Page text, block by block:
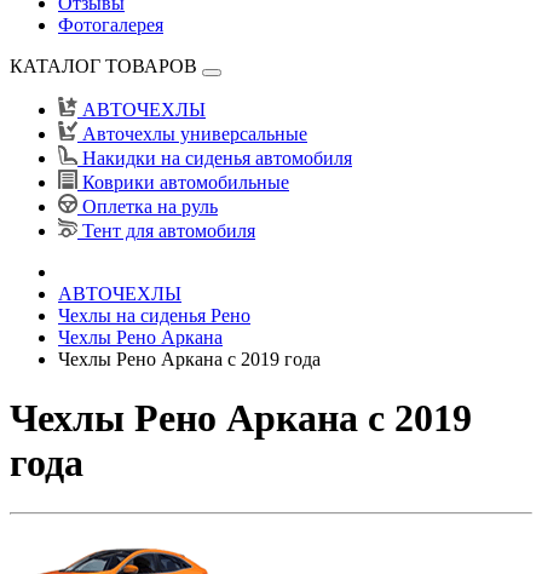
Фотогалерея
КАТАЛОГ ТОВАРОВ
АВТОЧЕХЛЫ
Авточехлы универсальные
Накидки на сиденья автомобиля
Коврики автомобильные
Оплетка на руль
Тент для автомобиля
АВТОЧЕХЛЫ
Чехлы на сиденья Рено
Чехлы Рено Аркана
Чехлы Рено Аркана с 2019 года
Чехлы Рено Аркана с 2019
года